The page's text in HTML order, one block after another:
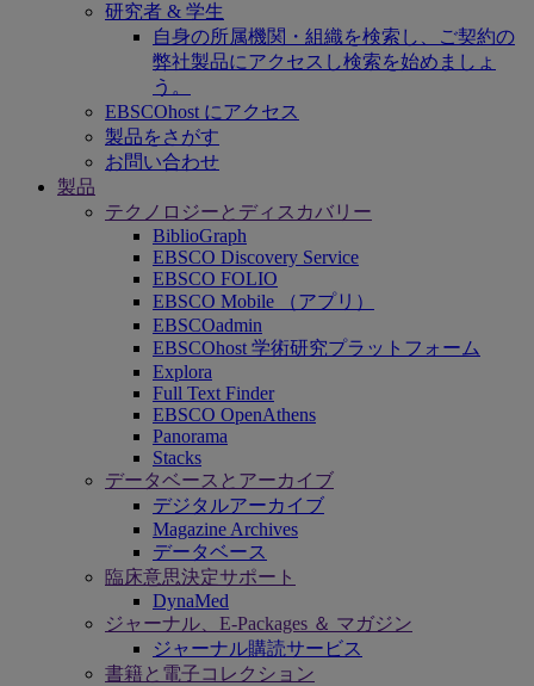
研究者 & 学生
自身の所属機関・組織を検索し、ご契約の
弊社製品にアクセスし検索を始めましょ
う。
EBSCOhost にアクセス
製品をさがす
お問い合わせ
製品
テクノロジーとディスカバリー
BiblioGraph
EBSCO Discovery Service
EBSCO FOLIO
EBSCO Mobile （アプリ）
EBSCOadmin
EBSCOhost 学術研究プラットフォーム
Explora
Full Text Finder
EBSCO OpenAthens
Panorama
Stacks
データベースとアーカイブ
デジタルアーカイブ
Magazine Archives
データベース
臨床意思決定サポート
DynaMed
ジャーナル、E-Packages ＆ マガジン
ジャーナル購読サービス
書籍と電子コレクション